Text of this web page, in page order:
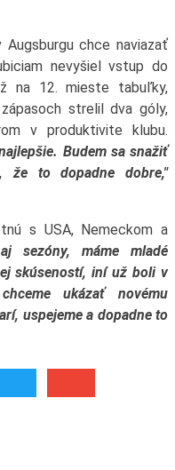
chce naviazať
nevyšiel vstup do
na 12. mieste tabuľky,
strelil dva góly,
v produktivite klubu.
Budem sa snažiť
že to dopadne dobre,"
s USA, Nemeckom a
sezóny, máme mladé
skúseností, iní už boli v
ukázať novému
uspejeme a dopadne to